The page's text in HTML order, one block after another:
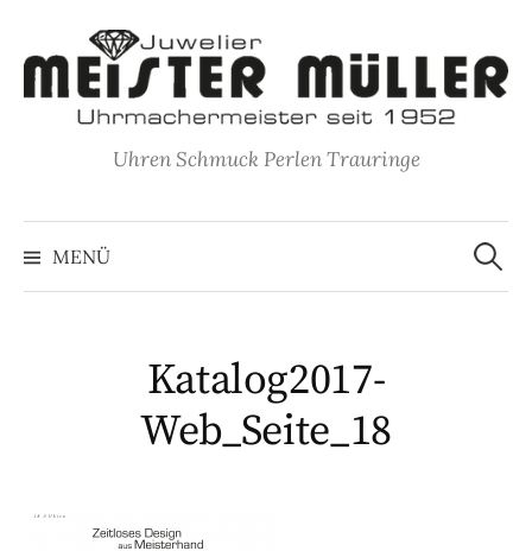
Inhalt
Uhren Schmuck Perlen Trauringe
MENÜ
Suchen
nach:
Katalog2017-
Web_Seite_18